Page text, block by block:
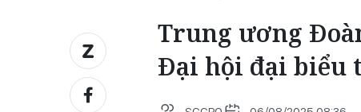
Trung ương
Đại hội đại biểu